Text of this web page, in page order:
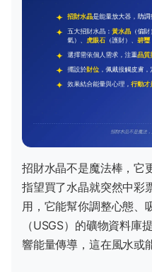
招財水晶不是魔法棒，它
指望買了水晶就突然中彩
用，它能幫你調整心態、
（USGS）的礦物資料庫
響能量傳導，這在風水或